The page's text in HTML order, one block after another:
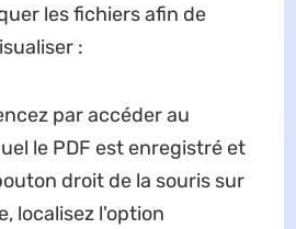
les fichiers afin de
:
par accéder au
le PDF est enregistré et
droit de la souris sur
localisez l'option